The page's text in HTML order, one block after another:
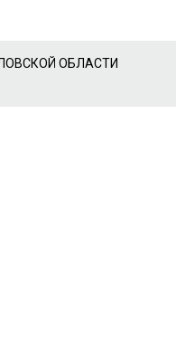
ОБЛАСТИ